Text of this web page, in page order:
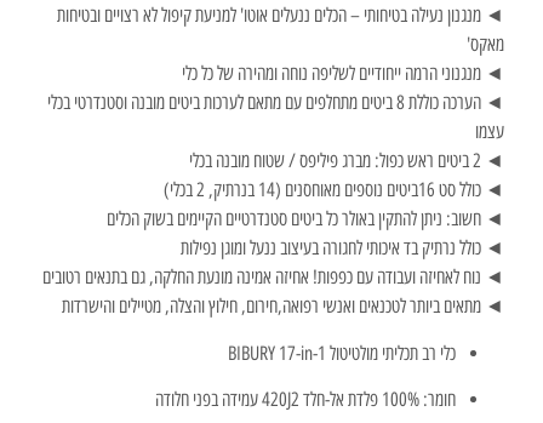
◄ מנגנון נעילה בטיחותי – הכלים ננעלים אוטו' למניעת קיפול לא רצויים ובטיחות
מאקס'
◄ מנגנוני הרמה ייחודיים לשליפה נוחה ומהירה של כל כלי
◄ הערכה כוללת 8 ביטים מתחלפים עם מתאם לערכות ביטים מובנה וסטנדרטי בכלי
עצמו
◄ 2 ביטים ראש כפול: מברג פיליפס / שטוח מובנה בכלי
◄ כולל סט 16ביטים נוספים מאוחסנים (14 בנרתיק, 2 בכלי)
◄ חשוב: ניתן להתקין באולר כל ביטים סטנדרטיים הקיימים בשוק הכלים
◄ כולל נרתיק בד איכותי לחגורה בעיצוב ננעל ומוגן נפילות
◄ נוח לאחיזה ועבודה עם כפפות! אחיזה אמינה מונעת החלקה, גם בתנאים רטובים
◄ מתאים ביותר לטכנאים ואנשי רפואה,חירום, חילוץ והצלה, מטיילים והישרדות
כלי רב תכליתי מולטיטול BIBURY 17-in-1
חומר: 100% פלדת אל-חלד 420J2 עמידה בפני חלודה